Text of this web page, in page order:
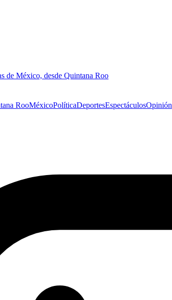
de México, desde Quintana Roo
RooMéxicoPolíticaDeportesEspectáculosOpinión